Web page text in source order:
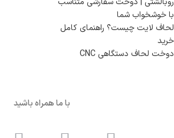
با خوشخواب شما
لحاف لایت چیست؟ راهنمای کامل
خرید
دوخت لحاف دستگاهی CNC
با ما همراه باشید